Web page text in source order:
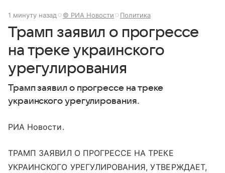
1 минуту назад © РИА Новости Политика
Трамп заявил о прогрессе
на треке украинского
урегулирования
Трамп заявил о прогрессе на треке
украинского урегулирования.
РИА Новости.
ТРАМП ЗАЯВИЛ О ПРОГРЕССЕ НА ТРЕКЕ
УКРАИНСКОГО УРЕГУЛИРОВАНИЯ, УТВЕРЖДАЕТ,